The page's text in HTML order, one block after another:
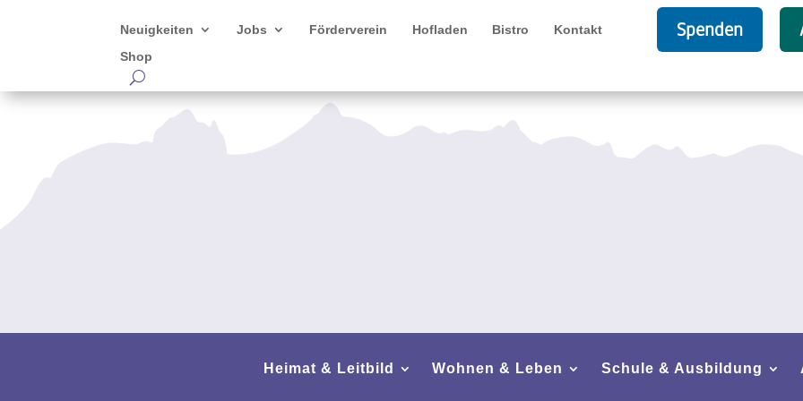
Neuigkeiten Jobs Förderverein Hofladen Bistro
Kontakt
Shop
Spenden
Heimat & Leitbild Wohnen & Leben Schule & Ausbildung